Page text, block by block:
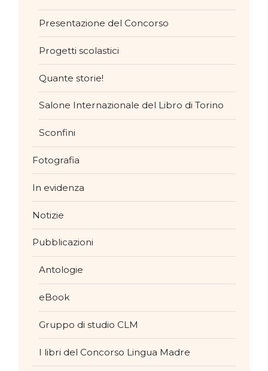
Presentazione del Concorso
Progetti scolastici
Quante storie!
Salone Internazionale del Libro di Torino
Sconfini
Fotografia
In evidenza
Notizie
Pubblicazioni
Antologie
eBook
Gruppo di studio CLM
I libri del Concorso Lingua Madre